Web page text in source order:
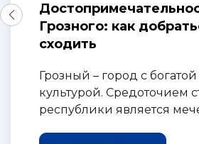
Грозного: как
сходить
Грозный – город с
культурой. Средоточием
республики является